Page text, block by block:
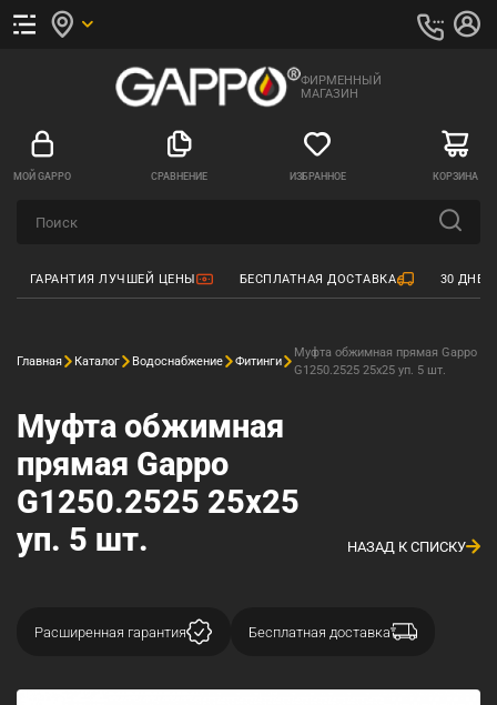
ФИРМЕННЫЙ
МАГАЗИН
МОЙ GAPPO СРАВНЕНИЕ ИЗБРАННОЕ КОРЗИНА
ГАРАНТИЯ ЛУЧШЕЙ ЦЕНЫ БЕСПЛАТНАЯ ДОСТАВКА 30
Главная Каталог Водоснабжение Фитинги
Муфта обжимная прямая Gappo
G1250.2525 25х25 уп. 5 шт.
Муфта обжимная
прямая Gappo
G1250.2525 25х25
уп. 5 шт.
НАЗАД К СПИСКУ
Расширенная гарантия Бесплатная доставка